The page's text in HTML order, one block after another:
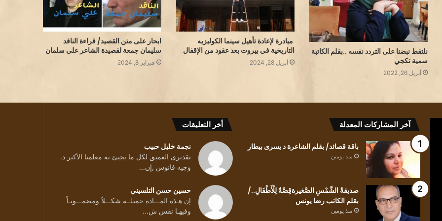
نلتقط نبضنا على التردد نفسه ..بقلم الكاتبة
سمية تكجي
أبريل 26, 2022
مبادرة لإعادة تأهيل سينما الكوليزيه
التاريخية في بيروت بعد عقود من الإقفال
أبريل 28, 2024
ابحار على متن القصيد/ قراءة الناقد
سليمان جمعة لقصيدة الشاعر علي سلمان
فبراير 8, 2024
للعابرِ
أن
يلتفتَ
للظلِ/
الشاعرة
ندىمنذ يومين
كيف للعابرِ أن يلتفتَ للظلِ/ بقلم الشاعرة ندى
الحاج
بقلم
الشاعرة
بيطار
منذ يومين
باقة قصائد/ بقلم الشاعرة د يسرى بيطار
آخر المشاركات المعدلة
باقة قصائد/ بقلم الشاعرة د يسرى بيطار
منذ يومين
صديقةُ الشَّمْسِ الصَّغيرةقِصَّةٌ لِلْأَطْفَالِ../
بقلم الكاتب رضا يونس
منذ يومين
أخر التعليقات
نجمة خليل حبيب
تقدبرى العميق لكل ما يجيئ به معلمنا الأكبر د.
وجيه فانوس ,إن...
حسين حسن التلسيني
إن هـذه المـــادة جميلــة شكـــلاً ومضمـــونـاً
وفيهـا نفس ش...